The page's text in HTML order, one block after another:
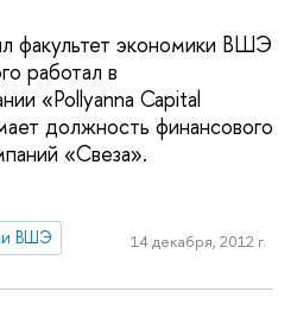
факультет экономики ВШЭ
работал в
«Pollyanna Capital
должность финансового
«Свеза».
ВШЭ 14 декабря, 2012 г.